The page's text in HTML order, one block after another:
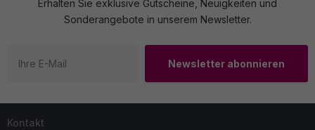
Erhalten Sie exklusive Gutscheine, Neuigkeiten und
Sonderangebote in unserem Newsletter.
Newsletter abonnieren
Kontakt